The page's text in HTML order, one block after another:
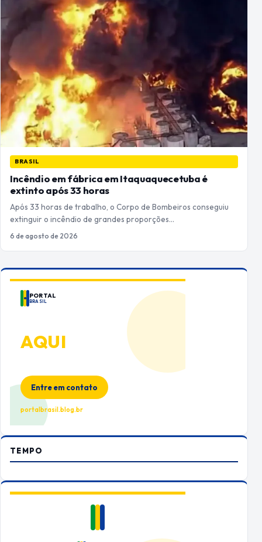
BRASIL
Incêndio em fábrica em Itaquaquecetuba é
extinto após 33 horas
Após 33 horas de trabalho, o Corpo de Bombeiros conseguiu
extinguir o incêndio de grandes proporções…
6 de agosto de 2026
PORTAL
BRASIL
AQUI
Entre em contato
portalbrasil.blog.br
TEMPO